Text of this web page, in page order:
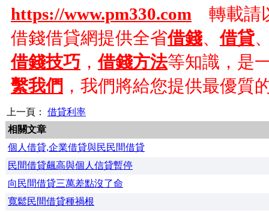
https://www.pm330.com 轉載請
借錢借貸網提供全省借錢、借貸
借錢技巧 ，借錢方法等知識，是
繫我們 ，我們將給您提供最優質
上一頁： 借貸利率
相關文章
個人借貸,企業借貸與民民間借貸
民間借貸飆高與個人信貸暫停
向民間借貸三萬差點沒了命
寬鬆民間借貸種禍根